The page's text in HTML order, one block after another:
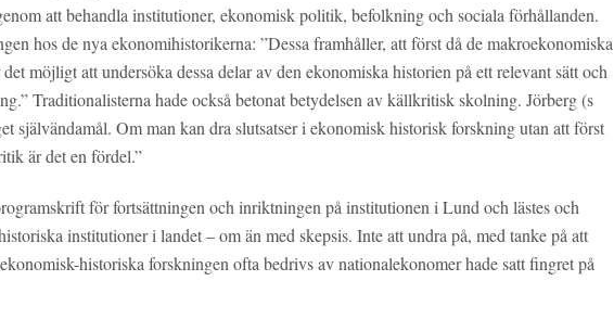
att behandla institutioner, ekonomisk politik, befolkning och sociala förhållanden.
hos de nya ekonomihistorikerna: ”Dessa framhåller, att först då de makroekonomiska
möjligt att undersöka dessa delar av den ekonomiska historien på ett relevant sätt och
Traditionalisterna hade också betonat betydelsen av källkritisk skolning. Jörberg (s
självändamål. Om man kan dra slutsatser i ekonomisk historisk forskning utan att först
är det en fördel.”
för fortsättningen och inriktningen på institutionen i Lund och lästes och
institutioner i landet – om än med skepsis. Inte att undra på, med tanke på att
historiska forskningen ofta bedrivs av nationalekonomer hade satt fingret på